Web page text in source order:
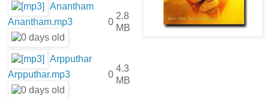
Anantham
Anantham.mp3
0
2.8
MB
Arpputhar
Arpputhar.mp3
0
4.3
MB